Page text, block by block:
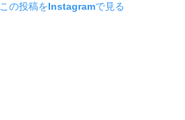
この投稿をInstagramで見る